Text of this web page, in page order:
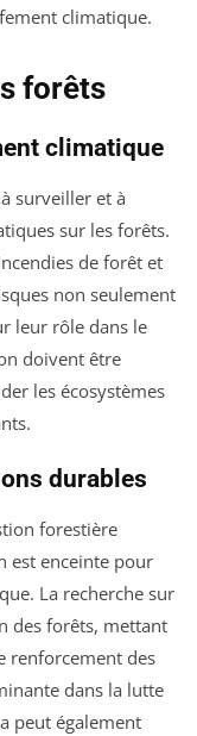
climatique.
forêts
climatique
surveiller et à
sur les forêts.
de forêt et
non seulement
leur rôle dans le
doivent être
les écosystèmes
durables
forestière
est enceinte pour
La recherche sur
des forêts, mettant
renforcement des
dans la lutte
peut également